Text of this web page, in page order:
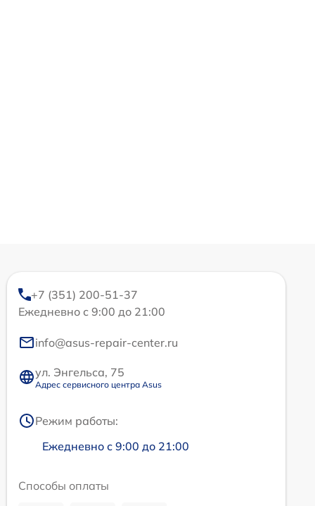
+7 (351) 200-51-37
Ежедневно с 9:00 до 21:00
info@asus-repair-center.ru
ул. Энгельса, 75
Адрес сервисного центра Asus
Режим работы:
Ежедневно с 9:00 до 21:00
Способы оплаты